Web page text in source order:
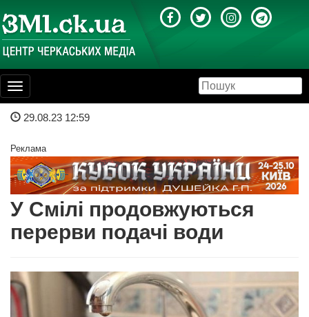
Toggle
navigation
29.08.23 12:59
Реклама
У Смілі продовжуються
перерви подачі води